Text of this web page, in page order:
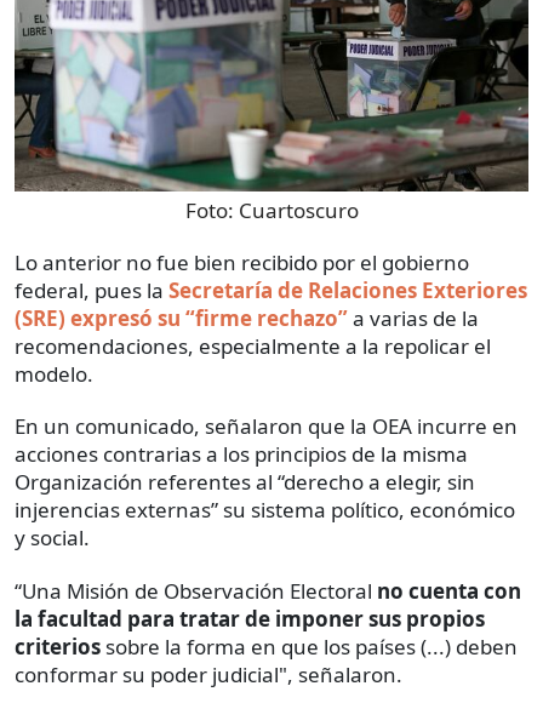
Foto: Cuartoscuro
Lo anterior no fue bien recibido por el gobierno
federal, pues la Secretaría de Relaciones Exteriores
(SRE) expresó su “firme rechazo”a varias de la
recomendaciones, especialmente a la repolicar el
modelo.
En un comunicado, señalaron que la OEA incurre en
acciones contrarias a los principios de la misma
Organización referentes al “derecho a elegir, sin
injerencias externas” su sistema político, económico
y social.
“Una Misión de Observación Electoral no cuenta con
la facultad para tratar de imponer sus propios
criterios sobre la forma en que los países (...) deben
conformar su poder judicial", señalaron.